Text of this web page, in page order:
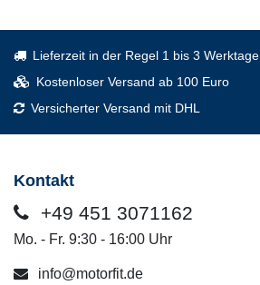
Lieferzeit in der Regel 1 bis 3 Werktage
Kostenloser Versand ab 100 Euro
Versicherter Versand mit DHL
Kontakt
+49 451 3071162
Mo. - Fr. 9:30 - 16:00 Uhr
info@motorfit.de